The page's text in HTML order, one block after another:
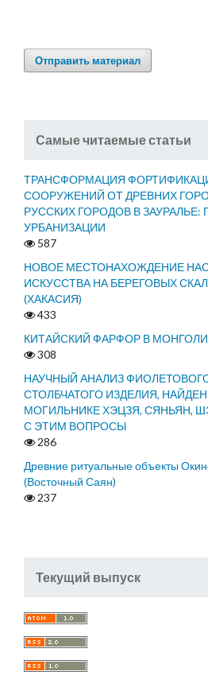
Отправить материал
Самые читаемые статьи
ТРАНСФОРМАЦИЯ
СООРУЖЕНИЙ ОТ ДРЕВНИХ
РУССКИХ ГОРОДОВ В
УРБАНИЗАЦИИ
587
НОВОЕ МЕСТОНАХОЖДЕНИЕ
ИСКУССТВА НА БЕРЕГОВЫХ
(ХАКАСИЯ)
433
КИТАЙСКИЙ ФАРФОР В
308
НАУЧНЫЙ АНАЛИЗ
СТОЛБЧАТОГО ИЗДЕЛИЯ,
МОГИЛЬНИКЕ ХЭЦЗЯ, СЯНЬЯН,
С ЭТИМ ВОПРОСЫ
286
Древние ритуальные объекты
(Восточный Саян)
237
Текущий выпуск